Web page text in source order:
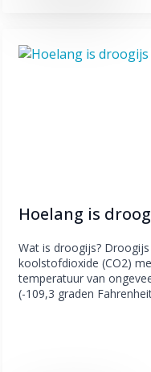
Hoelang is
Wat is droogijs?
koolstofdioxide (CO2)
temperatuur van
(-109,3 graden